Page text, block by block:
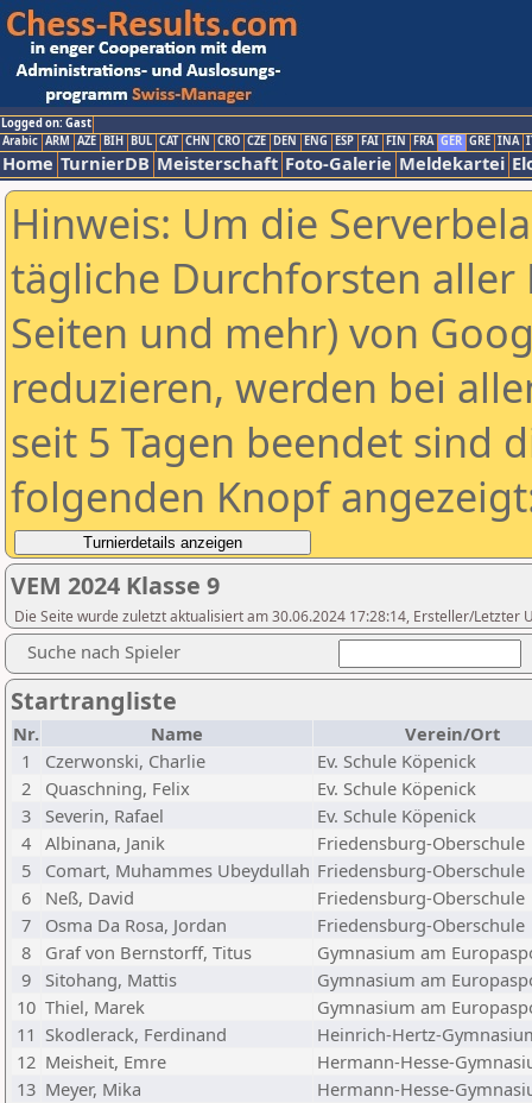
Logged on: Gast
Arabic ARM AZE BIH BUL CAT CHN CRO CZE DEN ENG ESP FAI FIN FRA GER GRE INA
Home TurnierDB Meisterschaft Foto-Galerie Meldekartei
Hinweis: Um die
tägliche Durchforsten aller
Seiten und mehr) von
reduzieren, werden bei
seit 5 Tagen beendet sind
folgenden Knopf
VEM 2024 Klasse 9
Die Seite wurde zuletzt aktualisiert am 30.06.2024 17:28:14, Ersteller/Letzter
Suche nach Spieler
Startrangliste
Nr. Name
Verein/Ort
1
Czerwonski, Charlie
Ev. Schule Köpenick
2
Quaschning, Felix
Ev. Schule Köpenick
3
Severin, Rafael
Ev. Schule Köpenick
4 Albinana, Janik
Friedensburg-Oberschule
5
Comart, Muhammes Ubeydullah Friedensburg-Oberschule
6
Neß, David
Friedensburg-Oberschule
7
Osma Da Rosa, Jordan
Friedensburg-Oberschule
8
Graf von Bernstorff, Titus
Gymnasium am
9
Sitohang, Mattis
Gymnasium am
10 Thiel, Marek
Gymnasium am
11 Skodlerack, Ferdinand
Heinrich-Hertz-
12 Meisheit, Emre
Hermann-Hesse-
13 Meyer, Mika
Hermann-Hesse-